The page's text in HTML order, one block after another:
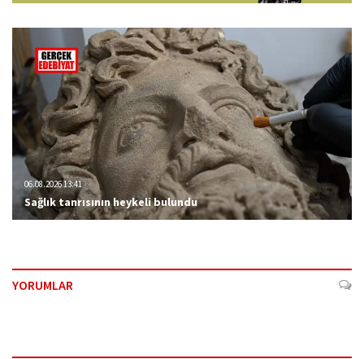
06.08.2026 13:41
Sağlık tanrısının heykeli bulundu
YORUMLAR